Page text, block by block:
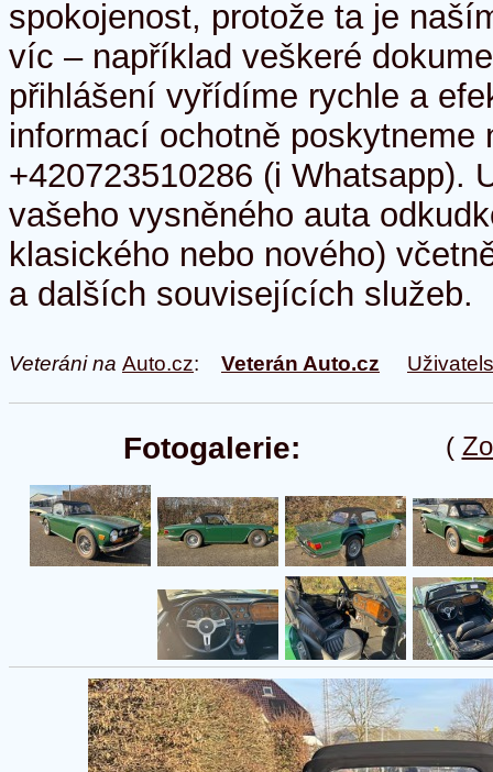
spokojenost, protože ta je
víc – například veškeré
přihlášení vyřídíme rychle a
informací ochotně poskytneme
+420723510286 (i Whatsapp).
vašeho vysněného auta
klasického nebo nového)
a dalších souvisejících služeb.
Veteráni na Auto.cz: Veterán Auto.cz
(
Fotogalerie: